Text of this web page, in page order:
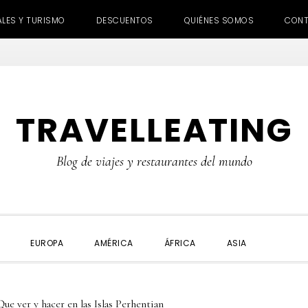
Y TURISMO DESCUENTOS QUIÉNES SOMOS
TRAVELLEATING
Blog de viajes y restaurantes del mundo
EUROPA AMÉRICA ÁFRICA ASIA
ver y hacer en las Islas Perhentian